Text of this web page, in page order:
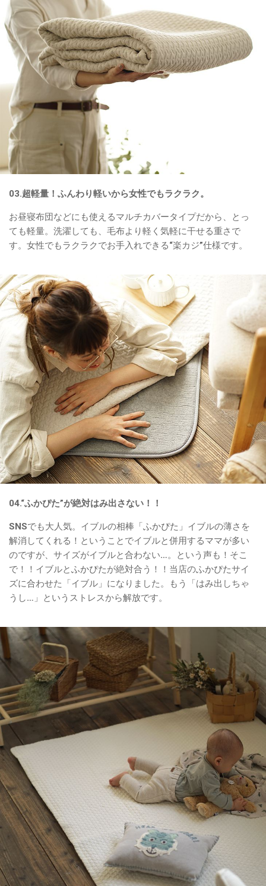
03.超軽量！ふんわり軽いから女性でもラクラク。
お昼寝布団などにも使えるマルチカバータイプだから、とっ
ても軽量。洗濯しても、毛布より軽く気軽に干せる重さで
す。女性でもラクラクでお手入れできる“楽カジ”仕様です。
04.“ふかぴた”が絶対はみ出さない！！
SNSでも大人気。イブルの相棒 「ふかぴた」 イブルの薄さを
解消してくれる！ということでイブルと併用するママが多い
のですが、サイズがイブルと合わない…。という声も！そこ
で！！イブルとふかぴたが絶対合う！！当店のふかぴたサイ
ズに合わせた「イブル」になりました。もう「はみ出しちゃ
うし…」というストレスから解放です。